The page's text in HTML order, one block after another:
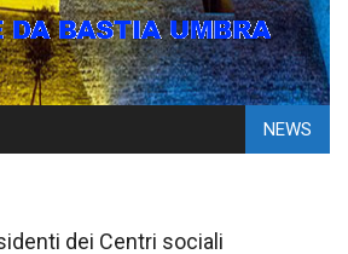
NEWS
dei Centri sociali